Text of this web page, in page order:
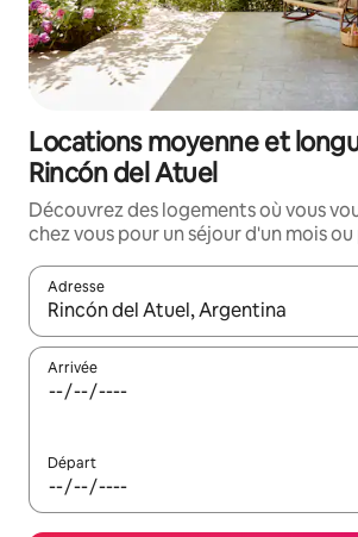
Locations moyenne et
Rincón del Atuel
Découvrez des logements où vous
chez vous pour un séjour d'un mois ou
Adresse
Lorsque les résultats s'affichent,
Arrivée
Départ